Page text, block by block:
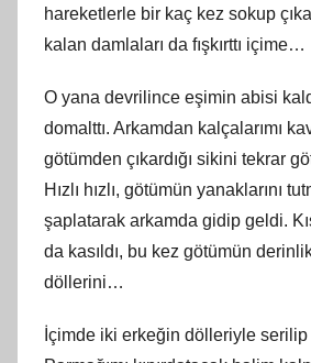
hareketlerle bir kaç kez sokup
kalan damlaları da fışkırttı içime…
O yana devrilince eşimin abisi
domalttı. Arkamdan kalçalarımı
götümden çıkardığı sikini tekrar
Hızlı hızlı, götümün yanaklarını
şaplatarak arkamda gidip geldi.
da kasıldı, bu kez götümün
döllerini…
İçimde iki erkeğin dölleriyle